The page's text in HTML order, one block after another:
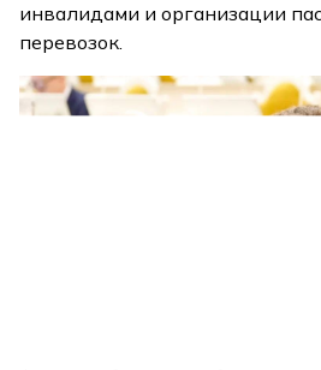
инвалидами и организации
перевозок.